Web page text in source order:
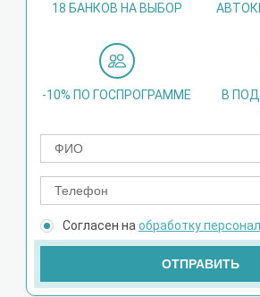
18 БАНКОВ НА ВЫБОР
-10% ПО ГОСПРОГРАММЕ
В
Согласен на обработку
ОТПРАВИТЬ